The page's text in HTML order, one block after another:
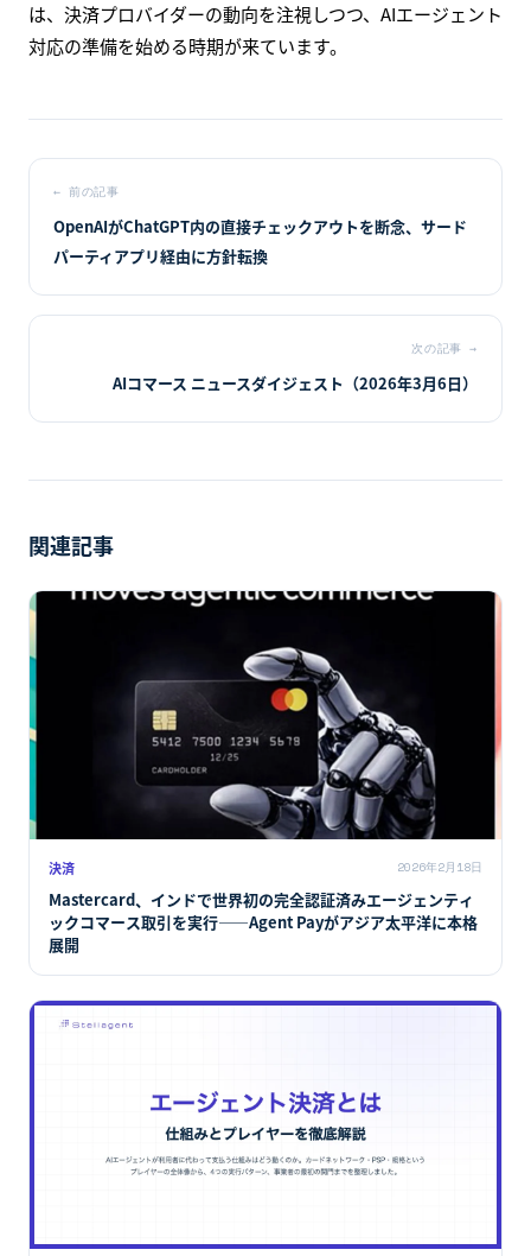
は、決済プロバイダーの動向を注視しつつ、AIエージェント
対応の準備を始める時期が来ています。
←前の記事
OpenAIがChatGPT内の直接チェックアウトを断念、サード
パーティアプリ経由に方針転換
次の記事 →
AIコマース ニュースダイジェスト（2026年3月6日）
関連記事
決済 2026年2月18日
Mastercard、インドで世界初の完全認証済みエージェンティ
ックコマース取引を実行――Agent Payがアジア太平洋に本格
展開